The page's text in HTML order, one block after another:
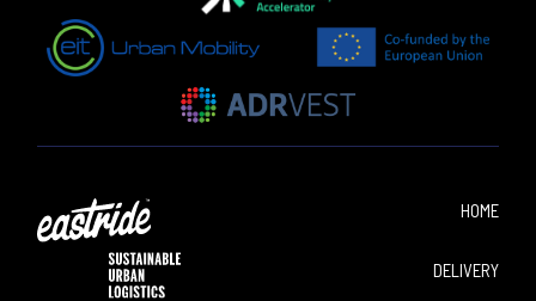
HOME
DELIVERY